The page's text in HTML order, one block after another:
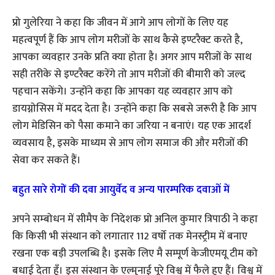
प्रो गुलेरिया ने कहा कि जीवन में आगे आप लोगों के लिए यह
महत्वपूर्ण हैं कि आप लोग मरीजों के साथ कैसे इण्टरैक्ट करते है,
आपका व्यवहार उनके प्रति क्या होता है। अगर आप मरीजों के साथ
सही तरीके से इण्टरैक्ट करेंगे तो आप मरीजों की बीमारी को जल्द
पहचान सकेंगे। उन्‍होंने कहा कि आपका यह व्‍यवहार आप को
डायग्नोसिस में मदद देता है। उन्‍होंने कहा कि सबसे जरूरी है कि आप
लोग मेडिसिन को पैसा कमाने का जरिया न बनाएं। यह एक आदर्श
व्यवसाय है, इसके माध्यम से आप लोग समाज की और मरीजों की
सेवा कर सकते हैं।
बहुत सारे रोगों की दवा आयुर्वेद व अन्‍य पारम्‍परिक दवाओं में
अपने सम्‍बोधन में सीमैप के निदेशक प्रो अनिल कुमार त्रिपाठी ने कहा
कि किसी भी संस्थान को लगातार 112 वर्षो तक मेनस्ट्रीम में बनाए
रखना एक बड़ी उपलब्धि है। इसके लिए मै सम्पूर्ण केजीएमयू टीम को
बधाई देता हूँ। इस संस्थान के एल्मुनाई पूरे विश्व में फैले हुए हैं। विश्व में